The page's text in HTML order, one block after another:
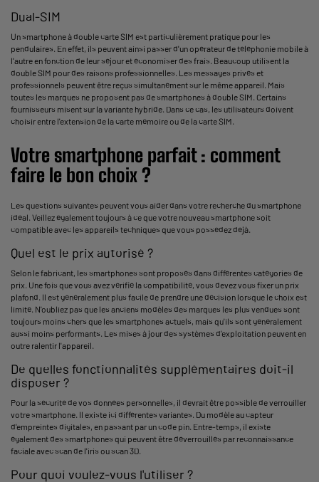
Dual-SIM
Un smartphone à double carte SIM est particulièrement pratique pour les
pendulaires. En effet, ils peuvent ainsi passer d'un opérateur de téléphonie mobile à
l'autre en fonction de leur séjour et économiser des frais. Beaucoup utilisent la
double SIM pour des raisons professionnelles. Les messages privés et
professionnels peuvent être reçus simultanément sur le même appareil. Mais
toutes les marques ne proposent pas de smartphones à double SIM. Certains
fournisseurs misent sur la variante hybride. Dans ce cas, les utilisateurs doivent
choisir entre l'extension de la carte mémoire ou de la carte SIM.
Votre smartphone parfait : comment
faire le bon choix ?
Les questions suivantes peuvent vous aider dans votre recherche du smartphone
idéal. Veillez également toujours à ce que votre nouveau smartphone soit
compatible avec les appareils techniques que vous possédez déjà.
Quel est le prix autorisé ?
Selon le fabricant, les smartphones sont proposés dans différentes catégories de
prix. Une fois que vous avez vérifié la compatibilité, vous devez vous fixer un prix
plafond. Il est généralement plus facile de prendre une décision lorsque le choix est
limité. N'oubliez pas que les anciens modèles des marques les plus vendues sont
toujours moins chers que les smartphones actuels, mais qu'ils sont généralement
aussi moins performants. Les mises à jour des systèmes d'exploitation peuvent en
outre ralentir l'appareil.
De quelles fonctionnalités supplémentaires doit-il
disposer ?
Pour la sécurité de vos données personnelles, il devrait être possible de verrouiller
votre smartphone. Il existe ici différentes variantes. Du modèle au capteur
d'empreintes digitales, en passant par un code pin. Entre-temps, il existe
également des smartphones qui peuvent être déverrouillés par reconnaissance
faciale avec scan de l'iris ou scan 3D.
Pour quoi voulez-vous l'utiliser ?